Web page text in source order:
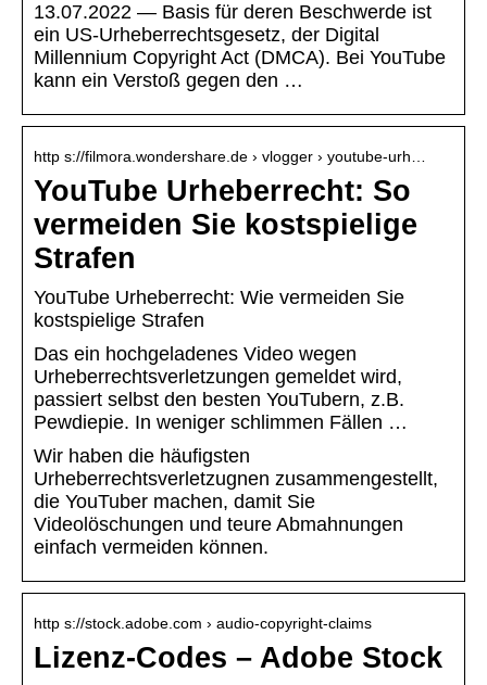
13.07.2022 — Basis für deren Beschwerde ist
ein US-Urheberrechtsgesetz, der Digital
Millennium Copyright Act (DMCA). Bei YouTube
kann ein Verstoß gegen den …
http s://filmora.wondershare.de › vlogger › youtube-urh…
YouTube Urheberrecht: So
vermeiden Sie kostspielige
Strafen
YouTube Urheberrecht: Wie vermeiden Sie
kostspielige Strafen
Das ein hochgeladenes Video wegen
Urheberrechtsverletzungen gemeldet wird,
passiert selbst den besten YouTubern, z.B.
Pewdiepie. In weniger schlimmen Fällen …
Wir haben die häufigsten
Urheberrechtsverletzugnen zusammengestellt,
die YouTuber machen, damit Sie
Videolöschungen und teure Abmahnungen
einfach vermeiden können.
http s://stock.adobe.com › audio-copyright-claims
Lizenz-Codes – Adobe Stock